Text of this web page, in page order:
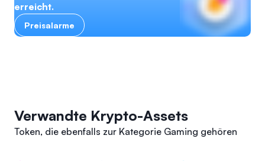
erreicht.
Preisalarme
Verwandte Krypto-Assets
Token, die ebenfalls zur Kategorie Gaming gehören